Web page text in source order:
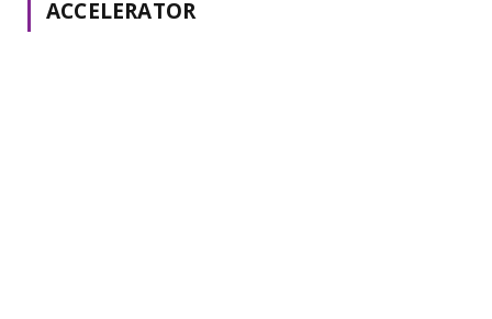
ACCELERATOR